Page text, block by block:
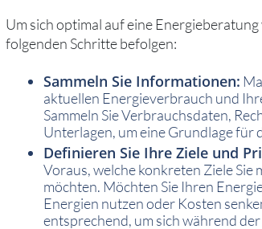
Um sich optimal auf eine
folgenden Schritte befolgen:
Sammeln Sie Informationen:
aktuellen Energieverbrauch und
Sammeln Sie Verbrauchsdaten,
Unterlagen, um eine Grundlage für
Definieren Sie Ihre Ziele und
Voraus, welche konkreten Ziele
möchten. Möchten Sie Ihren
Energien nutzen oder Kosten
entsprechend, um sich während